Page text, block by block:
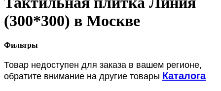
(300*300) в Москве
Фильтры
Товар недоступен для заказа в вашем регионе,
обратите внимание на другие товары Каталога